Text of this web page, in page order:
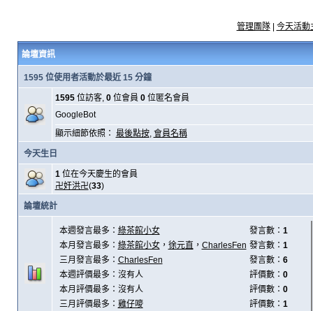
管理團隊| 今天活動
論壇資訊
1595 位使用者活動於最近 15 分鐘
1595位訪客, 0位會員 0位匿名會員
GoogleBot
顯示細節依照： 最後點按, 會員名稱
今天生日
1位在今天慶生的會員
卍奸洪卍(33)
論壇統計
本週發言最多： 綠茶館小女 發言數： 1
本月發言最多： 綠茶館小女， 徐元直 ， CharlesFen 發言數： 1
三月發言最多： CharlesFen 發言數： 6
本週評價最多：沒有人
評價數： 0
本月評價最多：沒有人
評價數： 0
三月評價最多： 雞仔嘜 評價數： 1